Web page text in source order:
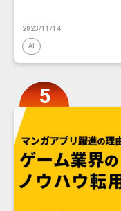
2023/11/14
AI